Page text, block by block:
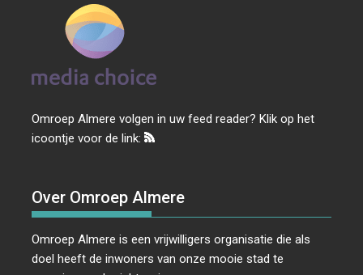
Omroep Almere volgen in uw feed reader? Klik op het
icoontje voor de link:
Over Omroep Almere
Omroep Almere is een vrijwilligers organisatie die als
doel heeft de inwoners van onze mooie stad te